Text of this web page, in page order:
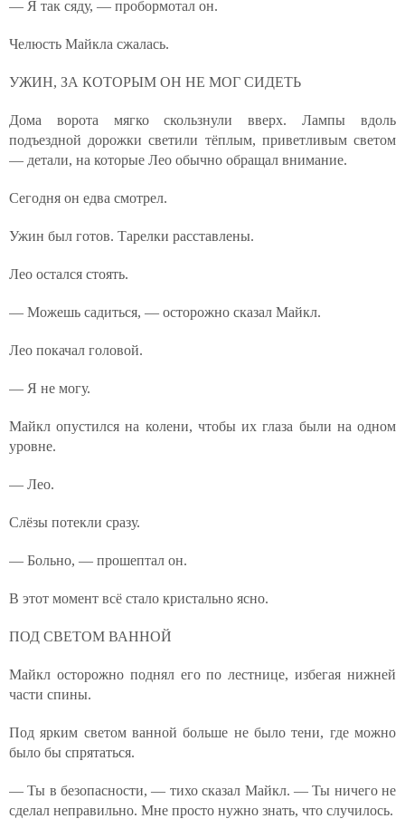
— Я так сяду, — пробормотал он.
Челюсть Майкла сжалась.
УЖИН, ЗА КОТОРЫМ ОН НЕ МОГ СИДЕТЬ
Дома ворота мягко скользнули вверх. Лампы вдоль
подъездной дорожки светили тёплым, приветливым светом
— детали, на которые Лео обычно обращал внимание.
Сегодня он едва смотрел.
Ужин был готов. Тарелки расставлены.
Лео остался стоять.
— Можешь садиться, — осторожно сказал Майкл.
Лео покачал головой.
— Я не могу.
Майкл опустился на колени, чтобы их глаза были на одном
уровне.
— Лео.
Слёзы потекли сразу.
— Больно, — прошептал он.
В этот момент всё стало кристально ясно.
ПОД СВЕТОМ ВАННОЙ
Майкл осторожно поднял его по лестнице, избегая нижней
части спины.
Под ярким светом ванной больше не было тени, где можно
было бы спрятаться.
— Ты в безопасности, — тихо сказал Майкл. — Ты ничего не
сделал неправильно. Мне просто нужно знать, что случилось.